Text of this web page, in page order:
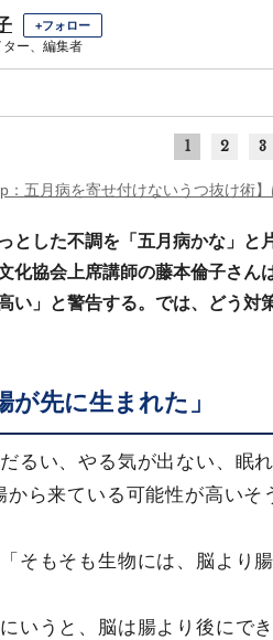
+フォロー
ター、編集者
1 2 3
：五月病を寄せ付けないうつ抜け術
とした不調を「五月病かな」と
化協会上席講師の藤本倫子さ
い」と警告する。では、どう対
が先に生まれた」
るい、やる気が出ない、
から来ている可能性が高いそ
そもそも生物には、脳より
にいうと、脳は腸より後にで